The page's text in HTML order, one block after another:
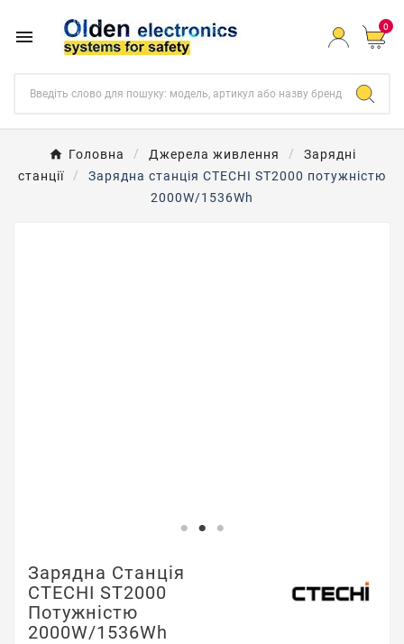
 0
Головна Джерела живлення
Зарядні
станції
Зарядна станція CTECHI ST2000 потужністю
2000W/1536Wh
Зарядна Станція
CTECHI ST2000
Потужністю
2000W/1536Wh